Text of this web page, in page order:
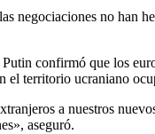
negociaciones no han
Putin confirmó que los
el territorio ucraniano
a nuestros
aseguró.